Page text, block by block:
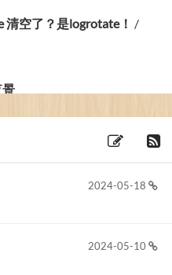
清空了？是logrotate！ /
2024-05-18
2024-05-10